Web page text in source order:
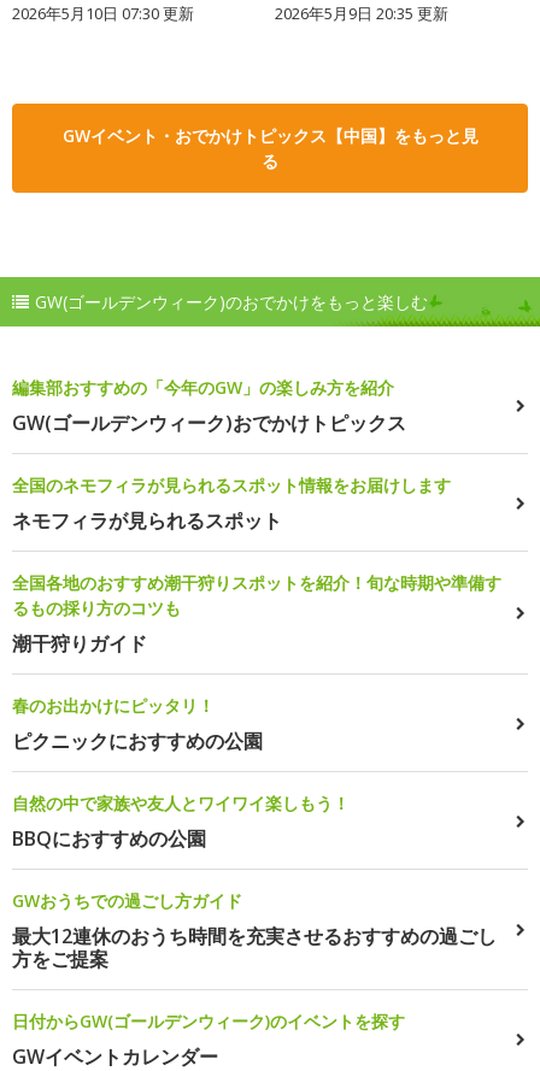
2026年5月10日 07:30 更新 2026年5月9日 20:35 更新
GWイベント・おでかけトピックス【中国】をもっと見
る
GW(ゴールデンウィーク)のおでかけをもっと楽しむ
編集部おすすめの「今年のGW」の楽しみ方を紹介
GW(ゴールデンウィーク)おでかけトピックス
全国のネモフィラが見られるスポット情報をお届けします
ネモフィラが見られるスポット
全国各地のおすすめ潮干狩りスポットを紹介！旬な時期や準備す
るもの採り方のコツも
潮干狩りガイド
春のお出かけにピッタリ！
ピクニックにおすすめの公園
自然の中で家族や友人とワイワイ楽しもう！
BBQにおすすめの公園
GWおうちでの過ごし方ガイド
最大12連休のおうち時間を充実させるおすすめの過ごし
方をご提案
日付からGW(ゴールデンウィーク)のイベントを探す
GWイベントカレンダー